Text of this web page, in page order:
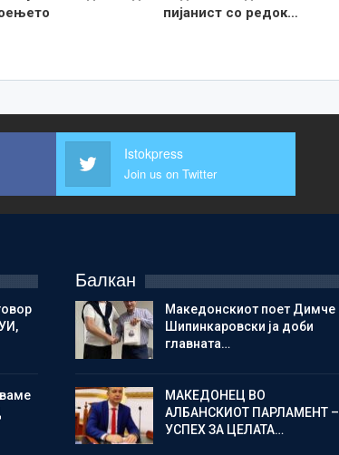
пијанист со редок…
Istokpress
Join us on Twitter
Балкан
Македонскиот поет Димче
Шипинкаровски ја доби
главната…
МАКЕДОНЕЦ ВО
АЛБАНСКИОТ ПАРЛАМЕНТ –
УСПЕХ ЗА ЦЕЛАТА…